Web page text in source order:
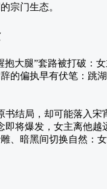
宗门生态。
抱大腿”套路被打破：
的偏执早有伏笔：跳
书结局，却可能落入宋
即将爆发，女主离他越
、暗黑间切换自然：